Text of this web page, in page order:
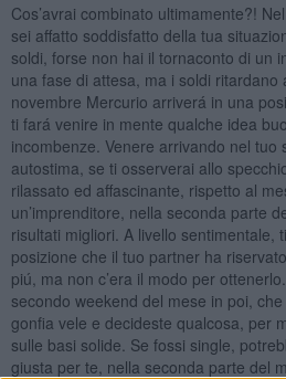
Cos’avrai combinato ultimamente?!
sei affatto soddisfatto della tua
soldi, forse non hai il tornaconto di un
una fase di attesa, ma i soldi
novembre Mercurio arriverá in una
ti fará venire in mente qualche idea
incombenze. Venere arrivando nel tuo
autostima, se ti osserverai allo
rilassato ed affascinante, rispetto al
un’imprenditore, nella seconda parte
risultati migliori. A livello sentimentale,
posizione che il tuo partner ha
piú, ma non c’era il modo per
secondo weekend del mese in poi,
gonfia vele e decideste qualcosa, per
sulle basi solide. Se fossi single,
giusta per te, nella seconda parte del